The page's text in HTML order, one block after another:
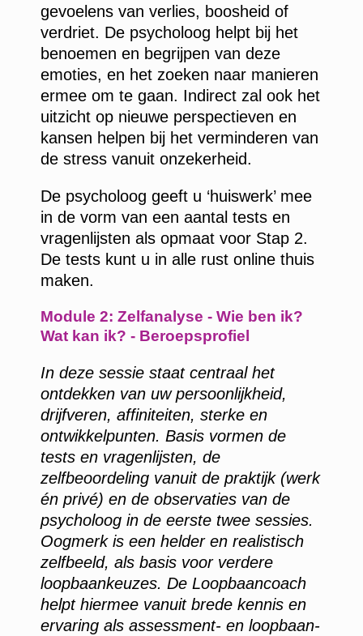
gevoelens van verlies, boosheid of
verdriet. De psycholoog helpt bij het
benoemen en begrijpen van deze
emoties, en het zoeken naar manieren
ermee om te gaan. Indirect zal ook het
uitzicht op nieuwe perspectieven en
kansen helpen bij het verminderen van
de stress vanuit onzekerheid.
De psycholoog geeft u ‘huiswerk’ mee
in de vorm van een aantal tests en
vragenlijsten als opmaat voor Stap 2.
De tests kunt u in alle rust online thuis
maken.
Module 2: Zelfanalyse - Wie ben ik?
Wat kan ik? - Beroepsprofiel
In deze sessie staat centraal het
ontdekken van uw persoonlijkheid,
drijfveren, affiniteiten, sterke en
ontwikkelpunten. Basis vormen de
tests en vragenlijsten, de
zelfbeoordeling vanuit de praktijk (werk
én privé) en de observaties van de
psycholoog in de eerste twee sessies.
Oogmerk is een helder en realistisch
zelfbeeld, als basis voor verdere
loopbaankeuzes. De Loopbaancoach
helpt hiermee vanuit brede kennis en
ervaring als assessment- en loopbaan-